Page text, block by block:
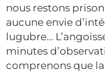
nous restons
aucune envie
lugubre…
minutes
comprenons que